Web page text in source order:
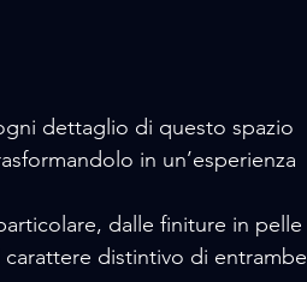
dettaglio di questo spazio
in un’esperienza
dalle finiture in pelle
distintivo di entrambe